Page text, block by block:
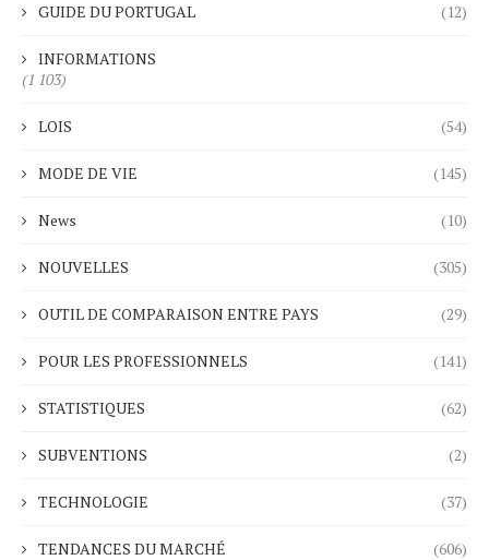
GUIDE DU PORTUGAL (12)
INFORMATIONS
(1 103)
LOIS (54)
MODE DE VIE (145)
News (10)
NOUVELLES (305)
OUTIL DE COMPARAISON ENTRE PAYS (29)
POUR LES PROFESSIONNELS (141)
STATISTIQUES (62)
SUBVENTIONS (2)
TECHNOLOGIE (37)
TENDANCES DU MARCHÉ (606)